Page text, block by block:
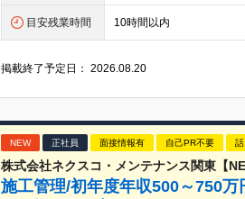
目安残業時間 10時間以内
掲載終了予定日：2026.08.20
NEW 正社員 面接情報有 自己PR不要
株式会社ネクスコ・メンテナンス関東【
施工管理/初年度年収500～750